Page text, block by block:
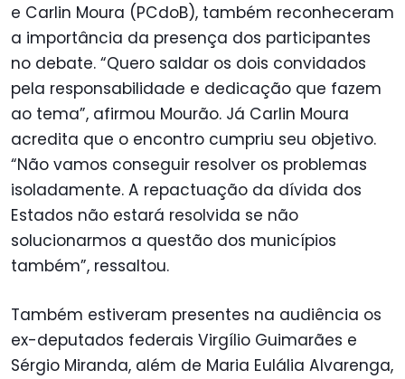
e Carlin Moura (PCdoB), também reconheceram
a importância da presença dos participantes
no debate. “Quero saldar os dois convidados
pela responsabilidade e dedicação que fazem
ao tema”, afirmou Mourão. Já Carlin Moura
acredita que o encontro cumpriu seu objetivo.
“Não vamos conseguir resolver os problemas
isoladamente. A repactuação da dívida dos
Estados não estará resolvida se não
solucionarmos a questão dos municípios
também”, ressaltou.
Também estiveram presentes na audiência os
ex-deputados federais Virgílio Guimarães e
Sérgio Miranda, além de Maria Eulália Alvarenga,